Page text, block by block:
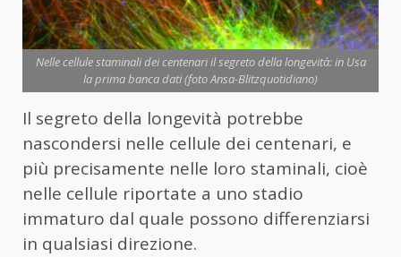
Nelle cellule staminali dei centenari il segreto della longevità: in Usa
la prima banca dati (foto Ansa-Blitzquotidiano)
Il segreto della longevità potrebbe
nascondersi nelle cellule dei centenari, e
più precisamente nelle loro staminali, cioè
nelle cellule riportate a uno stadio
immaturo dal quale possono differenziarsi
in qualsiasi direzione.